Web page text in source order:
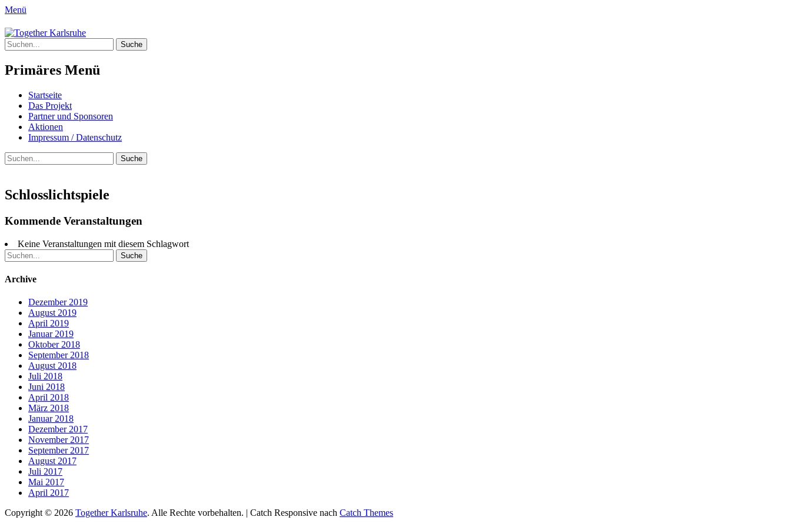
Menü
Together Karlsruhe
Integration von jungen Menschen mit Fluchterfahrung und Migrationshintergrund
Suche
nach:
Primäres Menü
Springe
zum
Inhalt
Startseite
Das Projekt
Partner und Sponsoren
Aktionen
Impressum / Datenschutz
Suchen
Suche
nach:
Schlosslichtspiele
Kommende Veranstaltungen
Keine Veranstaltungen mit diesem Schlagwort
Suche
nach:
Archive
Dezember 2019
August 2019
April 2019
Januar 2019
Oktober 2018
September 2018
August 2018
Juli 2018
Juni 2018
April 2018
März 2018
Januar 2018
Dezember 2017
November 2017
September 2017
August 2017
Juli 2017
Mai 2017
April 2017
Copyright © 2026 Together Karlsruhe. Alle Rechte vorbehalten. | Catch Responsive nach Catch Themes